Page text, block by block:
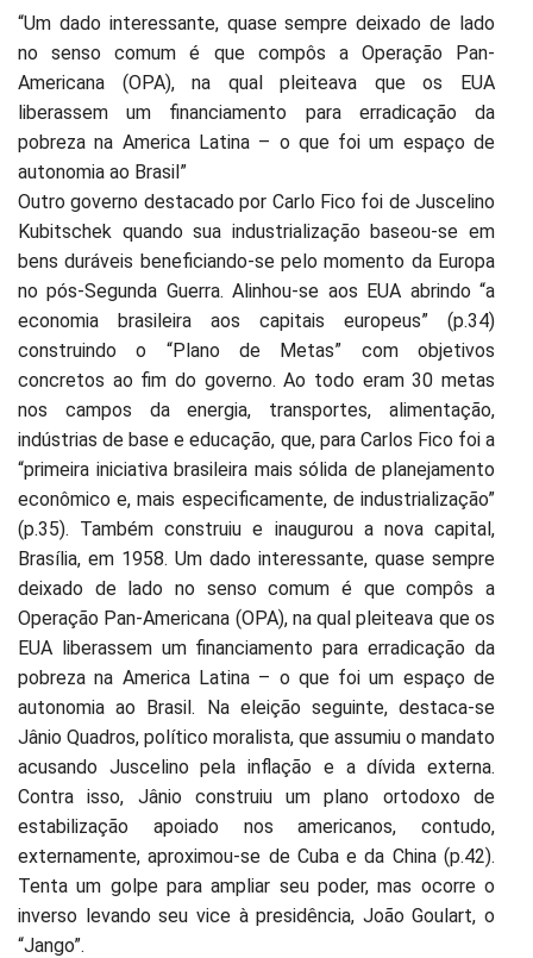
“Um dado interessante, quase sempre deixado de lado
no senso comum é que compôs a Operação Pan-
Americana (OPA), na qual pleiteava que os EUA
liberassem um financiamento para erradicação da
pobreza na America Latina – o que foi um espaço de
autonomia ao Brasil”
Outro governo destacado por Carlo Fico foi de Juscelino
Kubitschek quando sua industrialização baseou-se em
bens duráveis beneficiando-se pelo momento da Europa
no pós-Segunda Guerra. Alinhou-se aos EUA abrindo “a
economia brasileira aos capitais europeus” (p.34)
construindo o “Plano de Metas” com objetivos
concretos ao fim do governo. Ao todo eram 30 metas
nos campos da energia, transportes, alimentação,
indústrias de base e educação, que, para Carlos Fico foi a
“primeira iniciativa brasileira mais sólida de planejamento
econômico e, mais especificamente, de industrialização”
(p.35). Também construiu e inaugurou a nova capital,
Brasília, em 1958. Um dado interessante, quase sempre
deixado de lado no senso comum é que compôs a
Operação Pan-Americana (OPA), na qual pleiteava que os
EUA liberassem um financiamento para erradicação da
pobreza na America Latina – o que foi um espaço de
autonomia ao Brasil. Na eleição seguinte, destaca-se
Jânio Quadros, político moralista, que assumiu o mandato
acusando Juscelino pela inflação e a dívida externa.
Contra isso, Jânio construiu um plano ortodoxo de
estabilização apoiado nos americanos, contudo,
externamente, aproximou-se de Cuba e da China (p.42).
Tenta um golpe para ampliar seu poder, mas ocorre o
inverso levando seu vice à presidência, João Goulart, o
“Jango”.